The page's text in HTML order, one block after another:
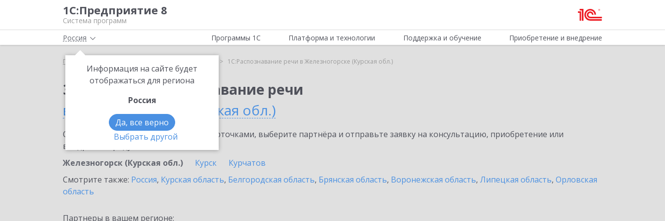
1С:Предприятие 8
Система программ
Россия
Информация на сайте будет
отображаться для региона
Россия
Да, все верно
Выбрать другой
Программы 1С Платформа и технологии Поддержка и обучение Приобретение и внедрение
Главная 1С:Распознавание речи в Железногорске (Курская обл.)
Заказать 1С:Распознавание речи
в Железногорске (Курская обл.)
Ознакомьтесь с информационными карточками, выберите партнёра и отправьте заявку на консультацию, приобретение или
внедрение продукта.
Железногорск (Курская обл.)
Курск
Курчатов
Смотрите также: Россия, Курская область, Белгородская область, Брянская область, Воронежская область, Липецкая область, Орловская
область
Партнеры в вашем регионе: